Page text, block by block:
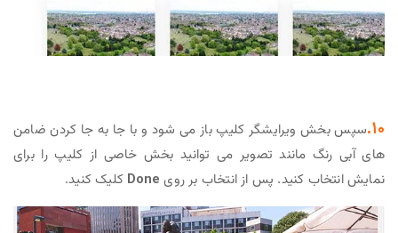
۱۰. سپس بخش ویرایشگر کلیپ باز می شود و با جا به جا کردن ضامن
های آبی رنگ مانند تصویر می توانید بخش خاصی از کلیپ را برای
نمایش انتخاب کنید. پس از انتخاب بر روی Done کلیک کنید.